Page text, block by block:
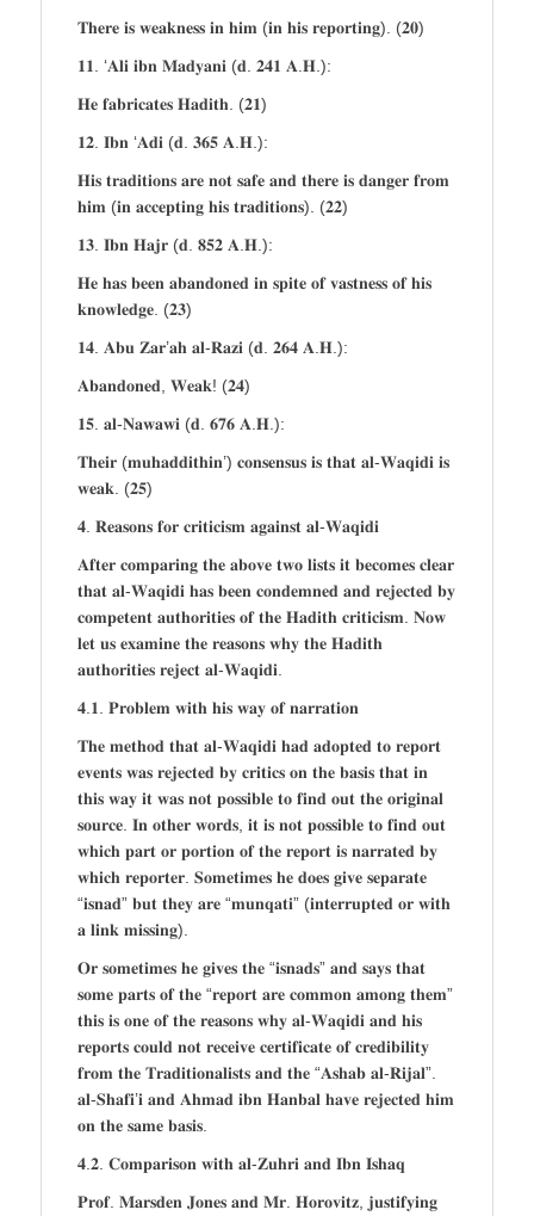
𝐓𝐡𝐞𝐫𝐞 𝐢𝐬 𝐰𝐞𝐚𝐤𝐧𝐞𝐬𝐬 𝐢𝐧 𝐡𝐢𝐦 (𝐢𝐧 𝐡𝐢𝐬 𝐫𝐞𝐩𝐨𝐫𝐭𝐢𝐧𝐠). (𝟐𝟎)
𝟏𝟏. ‘𝐀𝐥𝐢 𝐢𝐛𝐧 𝐌𝐚𝐝𝐲𝐚𝐧𝐢 (𝐝. 𝟐𝟒𝟏 𝐀.𝐇.):
𝐇𝐞 𝐟𝐚𝐛𝐫𝐢𝐜𝐚𝐭𝐞𝐬 𝐇𝐚𝐝𝐢𝐭𝐡. (𝟐𝟏)
𝟏𝟐. 𝐈𝐛𝐧 ‘𝐀𝐝𝐢 (𝐝. 𝟑𝟔𝟓 𝐀.𝐇.):
𝐇𝐢𝐬 𝐭𝐫𝐚𝐝𝐢𝐭𝐢𝐨𝐧𝐬 𝐚𝐫𝐞 𝐧𝐨𝐭 𝐬𝐚𝐟𝐞 𝐚𝐧𝐝 𝐭𝐡𝐞𝐫𝐞 𝐢𝐬 𝐝𝐚𝐧𝐠𝐞𝐫 𝐟𝐫𝐨𝐦
𝐡𝐢𝐦 (𝐢𝐧 𝐚𝐜𝐜𝐞𝐩𝐭𝐢𝐧𝐠 𝐡𝐢𝐬 𝐭𝐫𝐚𝐝𝐢𝐭𝐢𝐨𝐧𝐬). (𝟐𝟐)
𝟏𝟑. 𝐈𝐛𝐧 𝐇𝐚𝐣𝐫 (𝐝. 𝟖𝟓𝟐 𝐀.𝐇.):
𝐇𝐞 𝐡𝐚𝐬 𝐛𝐞𝐞𝐧 𝐚𝐛𝐚𝐧𝐝𝐨𝐧𝐞𝐝 𝐢𝐧 𝐬𝐩𝐢𝐭𝐞 𝐨𝐟 𝐯𝐚𝐬𝐭𝐧𝐞𝐬𝐬 𝐨𝐟 𝐡𝐢𝐬
𝐤𝐧𝐨𝐰𝐥𝐞𝐝𝐠𝐞. (𝟐𝟑)
𝟏𝟒. 𝐀𝐛𝐮 𝐙𝐚𝐫’𝐚𝐡 𝐚𝐥-𝐑𝐚𝐳𝐢 (𝐝. 𝟐𝟔𝟒 𝐀.𝐇.):
𝐀𝐛𝐚𝐧𝐝𝐨𝐧𝐞𝐝, 𝐖𝐞𝐚𝐤! (𝟐𝟒)
𝟏𝟓. 𝐚𝐥-𝐍𝐚𝐰𝐚𝐰𝐢 (𝐝. 𝟔𝟕𝟔 𝐀.𝐇.):
𝐓𝐡𝐞𝐢𝐫 (𝐦𝐮𝐡𝐚𝐝𝐝𝐢𝐭𝐡𝐢𝐧’) 𝐜𝐨𝐧𝐬𝐞𝐧𝐬𝐮𝐬 𝐢𝐬 𝐭𝐡𝐚𝐭 𝐚𝐥-𝐖𝐚𝐪𝐢𝐝𝐢 𝐢𝐬
𝐰𝐞𝐚𝐤. (𝟐𝟓)
𝟒. 𝐑𝐞𝐚𝐬𝐨𝐧𝐬 𝐟𝐨𝐫 𝐜𝐫𝐢𝐭𝐢𝐜𝐢𝐬𝐦 𝐚𝐠𝐚𝐢𝐧𝐬𝐭 𝐚𝐥-𝐖𝐚𝐪𝐢𝐝𝐢
𝐀𝐟𝐭𝐞𝐫 𝐜𝐨𝐦𝐩𝐚𝐫𝐢𝐧𝐠 𝐭𝐡𝐞 𝐚𝐛𝐨𝐯𝐞 𝐭𝐰𝐨 𝐥𝐢𝐬𝐭𝐬 𝐢𝐭 𝐛𝐞𝐜𝐨𝐦𝐞𝐬 𝐜𝐥𝐞𝐚𝐫
𝐭𝐡𝐚𝐭 𝐚𝐥-𝐖𝐚𝐪𝐢𝐝𝐢 𝐡𝐚𝐬 𝐛𝐞𝐞𝐧 𝐜𝐨𝐧𝐝𝐞𝐦𝐧𝐞𝐝 𝐚𝐧𝐝 𝐫𝐞𝐣𝐞𝐜𝐭𝐞𝐝 𝐛𝐲
𝐜𝐨𝐦𝐩𝐞𝐭𝐞𝐧𝐭 𝐚𝐮𝐭𝐡𝐨𝐫𝐢𝐭𝐢𝐞𝐬 𝐨𝐟 𝐭𝐡𝐞 𝐇𝐚𝐝𝐢𝐭𝐡 𝐜𝐫𝐢𝐭𝐢𝐜𝐢𝐬𝐦. 𝐍𝐨𝐰
𝐥𝐞𝐭 𝐮𝐬 𝐞𝐱𝐚𝐦𝐢𝐧𝐞 𝐭𝐡𝐞 𝐫𝐞𝐚𝐬𝐨𝐧𝐬 𝐰𝐡𝐲 𝐭𝐡𝐞 𝐇𝐚𝐝𝐢𝐭𝐡
𝐚𝐮𝐭𝐡𝐨𝐫𝐢𝐭𝐢𝐞𝐬 𝐫𝐞𝐣𝐞𝐜𝐭 𝐚𝐥-𝐖𝐚𝐪𝐢𝐝𝐢.
𝟒.𝟏. 𝐏𝐫𝐨𝐛𝐥𝐞𝐦 𝐰𝐢𝐭𝐡 𝐡𝐢𝐬 𝐰𝐚𝐲 𝐨𝐟 𝐧𝐚𝐫𝐫𝐚𝐭𝐢𝐨𝐧
𝐓𝐡𝐞 𝐦𝐞𝐭𝐡𝐨𝐝 𝐭𝐡𝐚𝐭 𝐚𝐥-𝐖𝐚𝐪𝐢𝐝𝐢 𝐡𝐚𝐝 𝐚𝐝𝐨𝐩𝐭𝐞𝐝 𝐭𝐨 𝐫𝐞𝐩𝐨𝐫𝐭
𝐞𝐯𝐞𝐧𝐭𝐬 𝐰𝐚𝐬 𝐫𝐞𝐣𝐞𝐜𝐭𝐞𝐝 𝐛𝐲 𝐜𝐫𝐢𝐭𝐢𝐜𝐬 𝐨𝐧 𝐭𝐡𝐞 𝐛𝐚𝐬𝐢𝐬 𝐭𝐡𝐚𝐭 𝐢𝐧
𝐭𝐡𝐢𝐬 𝐰𝐚𝐲 𝐢𝐭 𝐰𝐚𝐬 𝐧𝐨𝐭 𝐩𝐨𝐬𝐬𝐢𝐛𝐥𝐞 𝐭𝐨 𝐟𝐢𝐧𝐝 𝐨𝐮𝐭 𝐭𝐡𝐞 𝐨𝐫𝐢𝐠𝐢𝐧𝐚𝐥
𝐬𝐨𝐮𝐫𝐜𝐞. 𝐈𝐧 𝐨𝐭𝐡𝐞𝐫 𝐰𝐨𝐫𝐝𝐬, 𝐢𝐭 𝐢𝐬 𝐧𝐨𝐭 𝐩𝐨𝐬𝐬𝐢𝐛𝐥𝐞 𝐭𝐨 𝐟𝐢𝐧𝐝 𝐨𝐮𝐭
𝐰𝐡𝐢𝐜𝐡 𝐩𝐚𝐫𝐭 𝐨𝐫 𝐩𝐨𝐫𝐭𝐢𝐨𝐧 𝐨𝐟 𝐭𝐡𝐞 𝐫𝐞𝐩𝐨𝐫𝐭 𝐢𝐬 𝐧𝐚𝐫𝐫𝐚𝐭𝐞𝐝 𝐛𝐲
𝐰𝐡𝐢𝐜𝐡 𝐫𝐞𝐩𝐨𝐫𝐭𝐞𝐫. 𝐒𝐨𝐦𝐞𝐭𝐢𝐦𝐞𝐬 𝐡𝐞 𝐝𝐨𝐞𝐬 𝐠𝐢𝐯𝐞 𝐬𝐞𝐩𝐚𝐫𝐚𝐭𝐞
“𝐢𝐬𝐧𝐚𝐝” 𝐛𝐮𝐭 𝐭𝐡𝐞𝐲 𝐚𝐫𝐞 “𝐦𝐮𝐧𝐪𝐚𝐭𝐢” (𝐢𝐧𝐭𝐞𝐫𝐫𝐮𝐩𝐭𝐞𝐝 𝐨𝐫 𝐰𝐢𝐭𝐡
𝐚 𝐥𝐢𝐧𝐤 𝐦𝐢𝐬𝐬𝐢𝐧𝐠).
𝐎𝐫 𝐬𝐨𝐦𝐞𝐭𝐢𝐦𝐞𝐬 𝐡𝐞 𝐠𝐢𝐯𝐞𝐬 𝐭𝐡𝐞 “𝐢𝐬𝐧𝐚𝐝𝐬” 𝐚𝐧𝐝 𝐬𝐚𝐲𝐬 𝐭𝐡𝐚𝐭
𝐬𝐨𝐦𝐞 𝐩𝐚𝐫𝐭𝐬 𝐨𝐟 𝐭𝐡𝐞 “𝐫𝐞𝐩𝐨𝐫𝐭 𝐚𝐫𝐞 𝐜𝐨𝐦𝐦𝐨𝐧 𝐚𝐦𝐨𝐧𝐠 𝐭𝐡𝐞𝐦”
𝐭𝐡𝐢𝐬 𝐢𝐬 𝐨𝐧𝐞 𝐨𝐟 𝐭𝐡𝐞 𝐫𝐞𝐚𝐬𝐨𝐧𝐬 𝐰𝐡𝐲 𝐚𝐥-𝐖𝐚𝐪𝐢𝐝𝐢 𝐚𝐧𝐝 𝐡𝐢𝐬
𝐫𝐞𝐩𝐨𝐫𝐭𝐬 𝐜𝐨𝐮𝐥𝐝 𝐧𝐨𝐭 𝐫𝐞𝐜𝐞𝐢𝐯𝐞 𝐜𝐞𝐫𝐭𝐢𝐟𝐢𝐜𝐚𝐭𝐞 𝐨𝐟 𝐜𝐫𝐞𝐝𝐢𝐛𝐢𝐥𝐢𝐭𝐲
𝐟𝐫𝐨𝐦 𝐭𝐡𝐞 𝐓𝐫𝐚𝐝𝐢𝐭𝐢𝐨𝐧𝐚𝐥𝐢𝐬𝐭𝐬 𝐚𝐧𝐝 𝐭𝐡𝐞 “𝐀𝐬𝐡𝐚𝐛 𝐚𝐥-𝐑𝐢𝐣𝐚𝐥”.
𝐚𝐥-𝐒𝐡𝐚𝐟𝐢’𝐢 𝐚𝐧𝐝 𝐀𝐡𝐦𝐚𝐝 𝐢𝐛𝐧 𝐇𝐚𝐧𝐛𝐚𝐥 𝐡𝐚𝐯𝐞 𝐫𝐞𝐣𝐞𝐜𝐭𝐞𝐝 𝐡𝐢𝐦
𝐨𝐧 𝐭𝐡𝐞 𝐬𝐚𝐦𝐞 𝐛𝐚𝐬𝐢𝐬.
𝟒.𝟐. 𝐂𝐨𝐦𝐩𝐚𝐫𝐢𝐬𝐨𝐧 𝐰𝐢𝐭𝐡 𝐚𝐥-𝐙𝐮𝐡𝐫𝐢 𝐚𝐧𝐝 𝐈𝐛𝐧 𝐈𝐬𝐡𝐚𝐪
𝐏𝐫𝐨𝐟. 𝐌𝐚𝐫𝐬𝐝𝐞𝐧 𝐉𝐨𝐧𝐞𝐬 𝐚𝐧𝐝 𝐌𝐫. 𝐇𝐨𝐫𝐨𝐯𝐢𝐭𝐳, 𝐣𝐮𝐬𝐭𝐢𝐟𝐲𝐢𝐧𝐠